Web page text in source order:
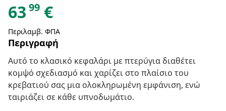
63 99 €
Περιλαμβ. ΦΠΑ
Περιγραφή
Αυτό το κλασικό κεφαλάρι με πτερύγια διαθέτει
κομψό σχεδιασμό και χαρίζει στο πλαίσιο του
κρεβατιού σας μια ολοκληρωμένη εμφάνιση, ενώ
ταιριάζει σε κάθε υπνοδωμάτιο.